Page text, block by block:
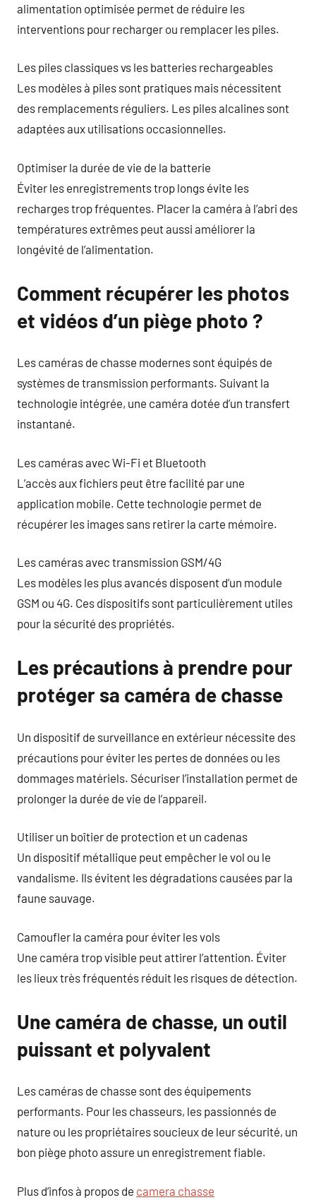
alimentation optimisée permet de réduire les
interventions pour recharger ou remplacer les piles.
Les piles classiques vs les batteries rechargeables
Les modèles à piles sont pratiques mais nécessitent
des remplacements réguliers. Les piles alcalines sont
adaptées aux utilisations occasionnelles.
Optimiser la durée de vie de la batterie
Éviter les enregistrements trop longs évite les
recharges trop fréquentes. Placer la caméra à l’abri des
températures extrêmes peut aussi améliorer la
longévité de l’alimentation.
Comment récupérer les photos
et vidéos d’un piège photo ?
Les caméras de chasse modernes sont équipés de
systèmes de transmission performants. Suivant la
technologie intégrée, une caméra dotée d’un transfert
instantané.
Les caméras avec Wi-Fi et Bluetooth
L’accès aux fichiers peut être facilité par une
application mobile. Cette technologie permet de
récupérer les images sans retirer la carte mémoire.
Les caméras avec transmission GSM/4G
Les modèles les plus avancés disposent d’un module
GSM ou 4G. Ces dispositifs sont particulièrement utiles
pour la sécurité des propriétés.
Les précautions à prendre pour
protéger sa caméra de chasse
Un dispositif de surveillance en extérieur nécessite des
précautions pour éviter les pertes de données ou les
dommages matériels. Sécuriser l’installation permet de
prolonger la durée de vie de l’appareil.
Utiliser un boîtier de protection et un cadenas
Un dispositif métallique peut empêcher le vol ou le
vandalisme. Ils évitent les dégradations causées par la
faune sauvage.
Camoufler la caméra pour éviter les vols
Une caméra trop visible peut attirer l’attention. Éviter
les lieux très fréquentés réduit les risques de détection.
Une caméra de chasse, un outil
puissant et polyvalent
Les caméras de chasse sont des équipements
performants. Pour les chasseurs, les passionnés de
nature ou les propriétaires soucieux de leur sécurité, un
bon piège photo assure un enregistrement fiable.
Plus d’infos à propos de camera chasse